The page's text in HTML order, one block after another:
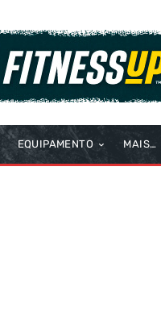
EQUIPAMENTO MAIS…